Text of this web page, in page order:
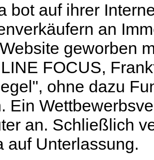
bot auf ihrer
an
geworben
FOCUS,
ohne dazu
Ein
an. Schließlich
auf Unterlassung.